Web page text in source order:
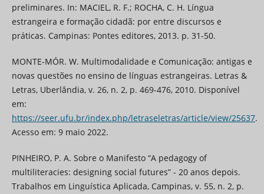
preliminares. In: MACIEL, R. F.; ROCHA, C. H. Língua
estrangeira e formação cidadã: por entre discursos e
práticas. Campinas: Pontes editores, 2013. p. 31-50.
MONTE-MÓR. W. Multimodalidade e Comunicação: antigas e
novas questões no ensino de línguas estrangeiras. Letras &
Letras, Uberlândia, v. 26, n. 2, p. 469-476, 2010. Disponível
em:
https://seer.ufu.br/index.php/letraseletras/article/view/25637.
Acesso em: 9 maio 2022.
PINHEIRO, P. A. Sobre o Manifesto “A pedagogy of
multiliteracies: designing social futures” - 20 anos depois.
Trabalhos em Linguística Aplicada, Campinas, v. 55, n. 2, p.